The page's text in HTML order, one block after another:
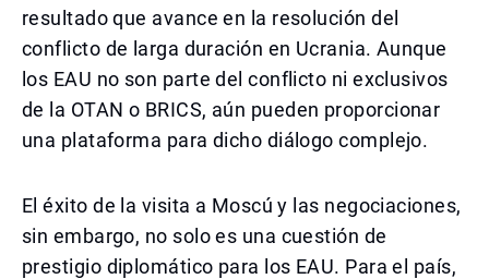
resultado que avance en la resolución del
conflicto de larga duración en Ucrania. Aunque
los EAU no son parte del conflicto ni exclusivos
de la OTAN o BRICS, aún pueden proporcionar
una plataforma para dicho diálogo complejo.
El éxito de la visita a Moscú y las negociaciones,
sin embargo, no solo es una cuestión de
prestigio diplomático para los EAU. Para el país,